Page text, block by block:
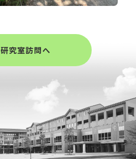
研究室訪問へ